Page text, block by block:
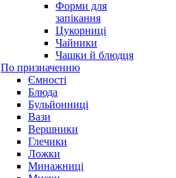
Форми для
запікання
Цукорниці
Чайники
Чашки й блюдця
По призначенню
Ємності
Блюда
Бульйонниці
Вази
Вершники
Глечики
Ложки
Минажниці